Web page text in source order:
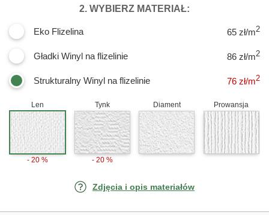
2. WYBIERZ MATERIAŁ:
Eko Flizelina 65 zł/m2
Gładki Winyl na flizelinie 86 zł/m2
Strukturalny Winyl na flizelinie 76 zł/m2
Len
- 20 %
Tynk
- 20 %
Diament Prowansja
Zdjęcia i opis materiałów